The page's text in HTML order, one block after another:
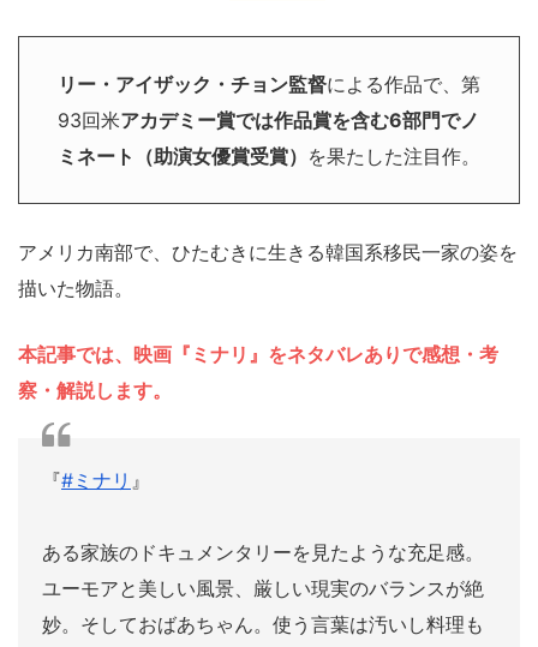
リー・アイザック・チョン監督による作品で、第
93回米アカデミー賞では作品賞を含む6部門でノ
ミネート（助演女優賞受賞） を果たした注目作。
アメリカ南部で、ひたむきに生きる韓国系移民一家の姿を
描いた物語。
本記事では、映画『ミナリ』をネタバレありで感想・考
察・解説します。
『#ミナリ 』
ある家族のドキュメンタリーを見たような充足感。
ユーモアと美しい風景、厳しい現実のバランスが絶
妙。そしておばあちゃん。使う言葉は汚いし料理も